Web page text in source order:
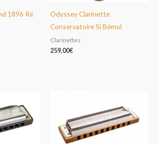
1896 Ré
Odyssey Clarinette
Conservatoire Si Bémol
Clarinettes
259,00€